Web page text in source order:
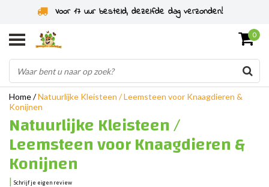
Specialist in knaagdieren sinds 2011
0
Home/Natuurlijke Kleisteen / Leemsteen voor Knaagdieren &
Konijnen
Natuurlijke Kleisteen /
Leemsteen voor Knaagdieren &
Konijnen
| Schrijf je eigen review